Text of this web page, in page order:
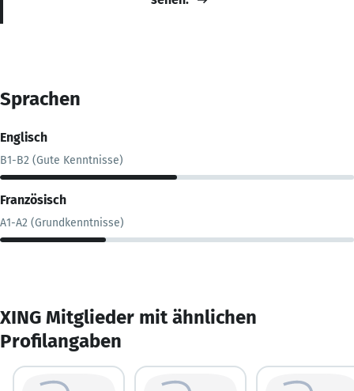
Sprachen
Englisch
B1-B2 (Gute Kenntnisse)
Französisch
A1-A2 (Grundkenntnisse)
XING Mitglieder mit ähnlichen
Profilangaben